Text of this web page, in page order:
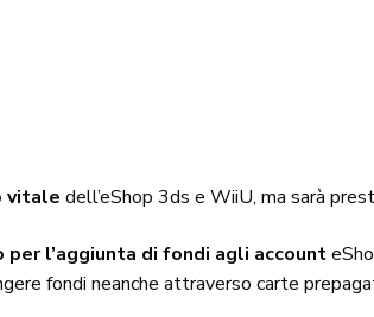
vitale dell’eShop 3ds e WiiU, ma sarà
l’aggiunta di fondi agli account
fondi neanche attraverso carte